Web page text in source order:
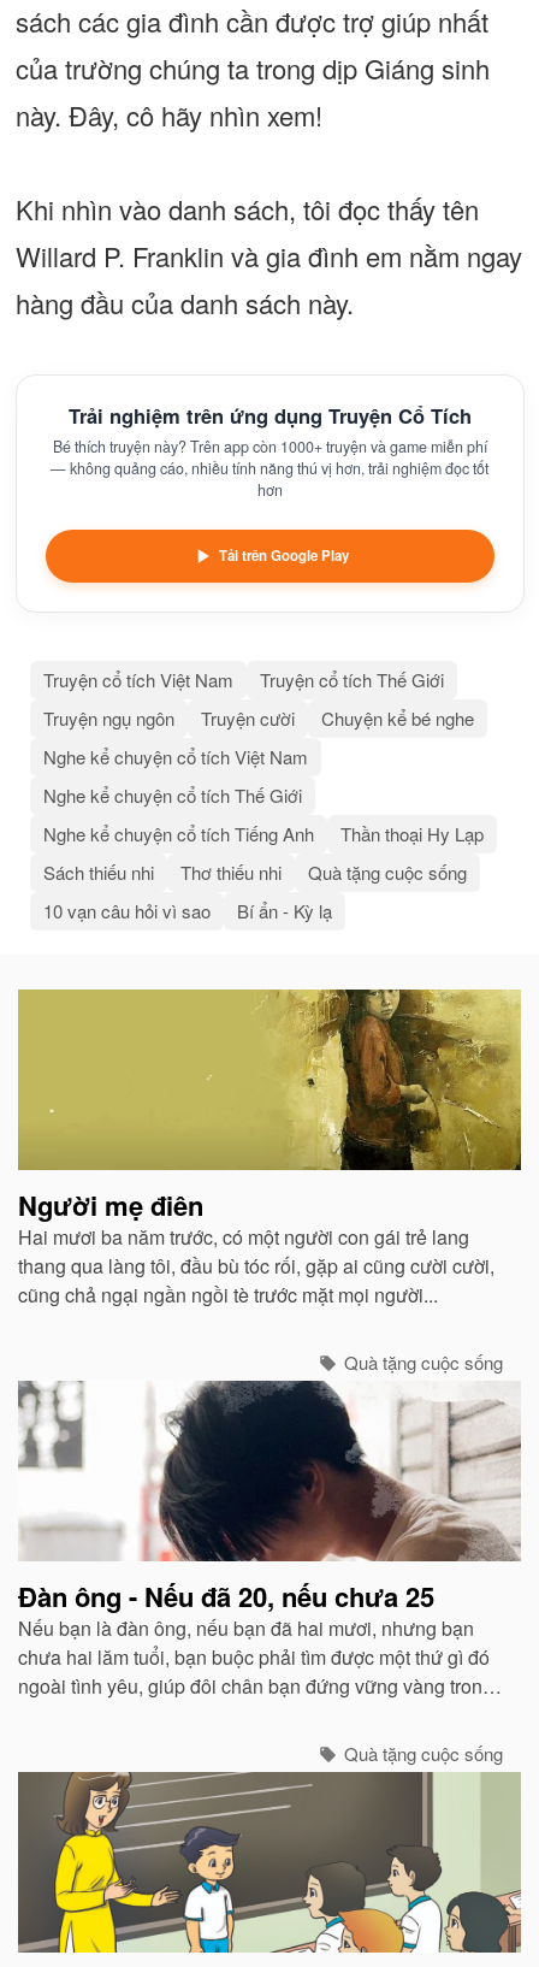
sách các gia đình cần được trợ giúp nhất
của trường chúng ta trong dịp Giáng sinh
này. Đây, cô hãy nhìn xem!
Khi nhìn vào danh sách, tôi đọc thấy tên
Willard P. Franklin và gia đình em nằm ngay
hàng đầu của danh sách này.
Trải nghiệm trên ứng dụng Truyện Cổ Tích
Bé thích truyện này? Trên app còn 1000+ truyện và game miễn phí
— không quảng cáo, nhiều tính năng thú vị hơn, trải nghiệm đọc tốt
hơn
Tải trên Google Play
Truyện cổ tích Việt Nam
Truyện cổ tích Thế Giới
Truyện ngụ ngôn
Truyện cười
Chuyện kể bé nghe
Nghe kể chuyện cổ tích Việt Nam
Nghe kể chuyện cổ tích Thế Giới
Nghe kể chuyện cổ tích Tiếng Anh
Thần thoại Hy Lạp
Sách thiếu nhi
Thơ thiếu nhi
Quà tặng cuộc sống
10 vạn câu hỏi vì sao
Bí ẩn - Kỳ lạ
Bài
quan
Người mẹ điên
Hai mươi ba năm trước, có một người con gái trẻ lang
thang qua làng tôi, đầu bù tóc rối, gặp ai cũng cười cười,
cũng chả ngại ngần ngồi tè trước mặt mọi người...
Quà tặng cuộc sống
Đàn ông - Nếu đã 20, nếu chưa 25
Nếu bạn là đàn ông, nếu bạn đã hai mươi, nhưng bạn
chưa hai lăm tuổi, bạn buộc phải tìm được một thứ gì đó
ngoài tình yêu, giúp đôi chân bạn đứng vững vàng trong
Quà tặng cuộc sống